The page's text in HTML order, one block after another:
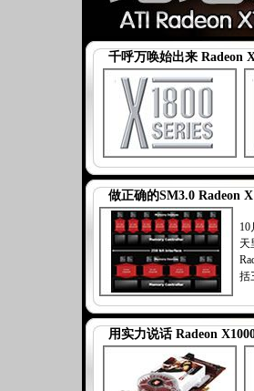
千呼万唤始出来 Radeon
做正确的SM3.0 Radeon
天
括
用实力说话 Radeon